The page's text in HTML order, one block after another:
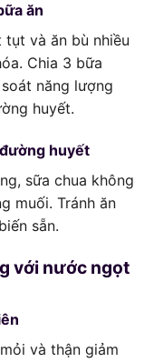
ăn
và ăn bù nhiều
Chia 3 bữa
năng lượng
huyết.
huyết
sữa chua không
muối. Tránh ăn
sẵn.
với nước ngọt
và thận giảm